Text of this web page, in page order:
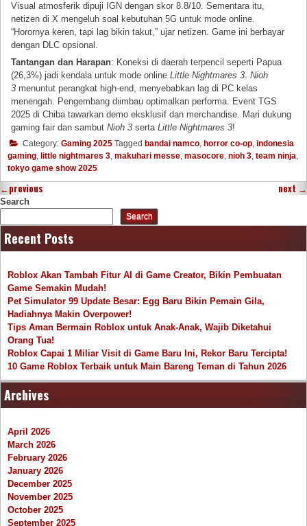
Visual atmosferik dipuji IGN dengan skor 8.8/10. Sementara itu,
netizen di X mengeluh soal kebutuhan 5G untuk mode online.
“Horornya keren, tapi lag bikin takut,” ujar netizen. Game ini berbayar
dengan DLC opsional.
Tantangan dan Harapan: Koneksi di daerah terpencil seperti Papua
(26,3%) jadi kendala untuk mode onlineLittle Nightmares 3 .Nioh
3 menuntut perangkat high-end, menyebabkan lag di PC kelas
menengah. Pengembang diimbau optimalkan performa. Event TGS
2025 di Chiba tawarkan demo eksklusif dan merchandise. Mari dukung
gaming fair dan sambutNioh 3 sertaLittle Nightmares 3!
Category: Gaming 2025 Tagged bandai namco horror co-op indonesia
gaming little nightmares 3 makuhari messe masocore nioh 3 team ninja
tokyo game show 2025
←previous next →
Search
Search
Recent Posts
Roblox Akan Tambah Fitur AI di Game Creator, Bikin Pembuatan
Game Semakin Mudah!
Pet Simulator 99 Update Besar: Egg Baru Bikin Pemain Gila,
Hadiahnya Makin Overpower!
Tips Aman Bermain Roblox untuk Anak-Anak, Wajib Diketahui
Orang Tua!
Roblox Capai 1 Miliar Visit di Game Baru Ini, Rekor Baru Tercipta!
10 Game Roblox Terbaik untuk Main Bareng Teman di Tahun 2026
Archives
April 2026
March 2026
February 2026
January 2026
December 2025
November 2025
October 2025
September 2025